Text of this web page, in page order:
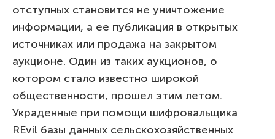
отступных становится не уничтожение
информации, а ее публикация в открытых
источниках или продажа на закрытом
аукционе. Один из таких аукционов, о
котором стало известно широкой
общественности, прошел этим летом.
Украденные при помощи шифровальщика
REvil базы данных сельскохозяйственных